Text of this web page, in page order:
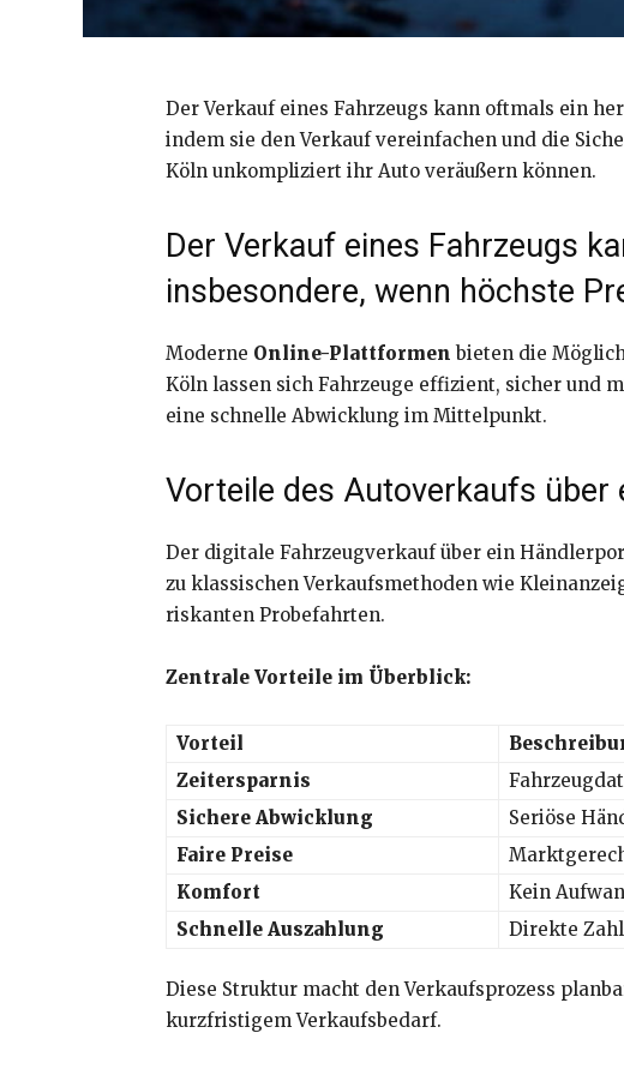
Der Verkauf eines Fahrzeugs kann oftmals ein
indem sie den Verkauf vereinfachen und die
Köln unkompliziert ihr Auto veräußern können.
Der Verkauf eines Fahrzeugs
insbesondere, wenn höchste
Moderne Online-Plattformen bieten die
Köln lassen sich Fahrzeuge effizient, sicher und
eine schnelle Abwicklung im Mittelpunkt.
Vorteile des Autoverkaufs über
Der digitale Fahrzeugverkauf über ein
zu klassischen Verkaufsmethoden wie
riskanten Probefahrten.
Zentrale Vorteile im Überblick:
Vorteil
Zeitersparnis
Sichere Abwicklung
Seriöse
Faire Preise
Komfort
Kein
Schnelle Auszahlung
Direkte
Diese Struktur macht den Verkaufsprozess
kurzfristigem Verkaufsbedarf.